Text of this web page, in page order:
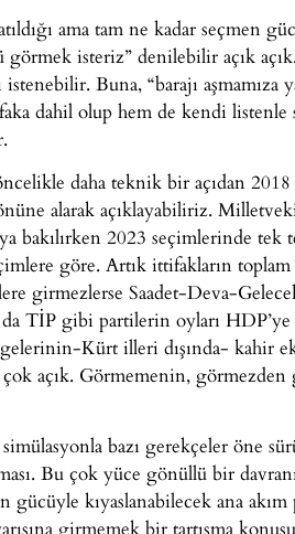
ama tam ne kadar seçmen
isteriz” denilebilir açık
Buna, “barajı aşmamıza
dahil olup hem de kendi listenle
daha teknik bir açıdan
alarak açıklayabiliriz.
bakılırken 2023 seçimlerinde
göre. Artık ittifakların
girmezlerse Saadet-Deva-
TİP gibi partilerin oyları
Kürt illeri dışında- kahir
açık. Görmemenin, görmezden
bazı gerekçeler öne
Bu çok yüce gönüllü bir
kıyaslanabilecek ana
girmemek bir tartışma